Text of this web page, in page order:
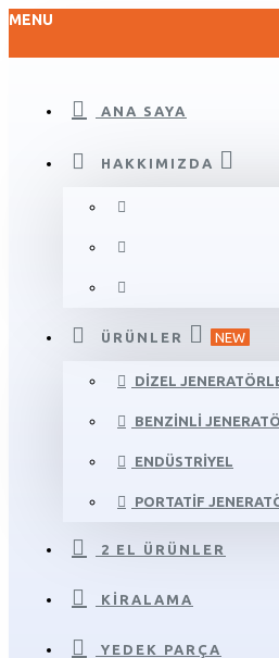
MENU
ANA SAYA
HAKKIMIZDA
ÜRÜNLER NEW
DIZEL
BENZINLI
ENDÜSTRIYEL
PORTATIF
2 EL ÜRÜNLER
KIRALAMA
YEDEK PARÇA